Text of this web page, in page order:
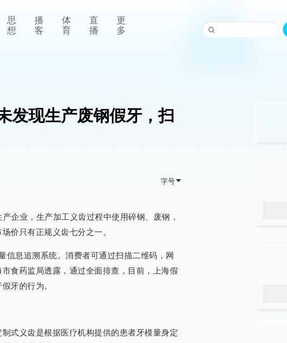
思
想
播
客
体
育
直
播
更
多
发现生产废钢假牙，扫
字号
企业，生产加工义齿过程中使用碎钢、废钢，
价只有正规义齿七分之一。
信息追溯系统。消费者可通过扫描二维码，网
食药监局透露，通过全面排查，目前，上海假
牙的行为。
式义齿是根据医疗机构提供的患者牙模量身定